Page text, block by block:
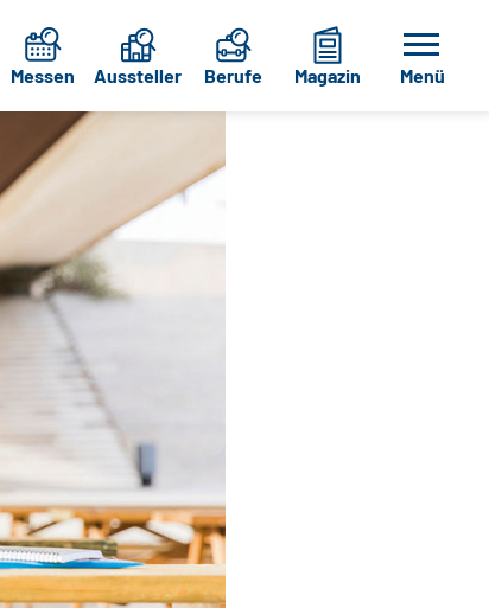
Messen Aussteller Berufe Magazin Menü